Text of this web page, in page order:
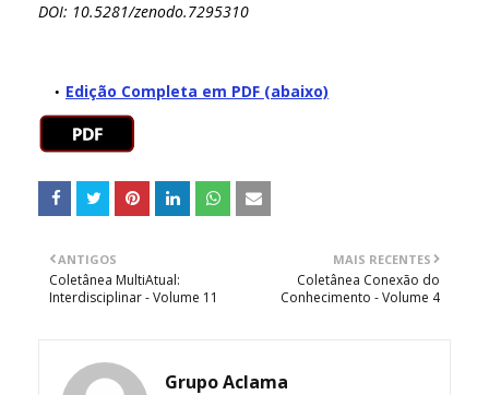
DOI: 10.5281/zenodo.7295310
Edição Completa em PDF (abaixo)
MAIS RECENTES
Coletânea Conexão do
Conhecimento - Volume 4
ANTIGOS
Coletânea MultiAtual:
Interdisciplinar - Volume 11
Grupo Aclama